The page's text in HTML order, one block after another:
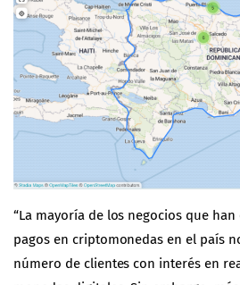
“La mayoría de los negocios que
pagos en criptomonedas en el país
número de clientes con interés en